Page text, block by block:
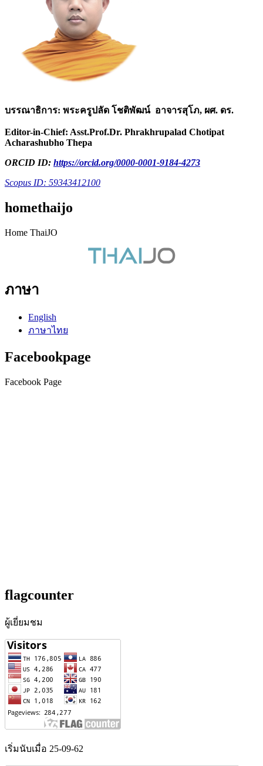
บรรณาธิการ: พระครูปลัด โชติพัฒน์ อาจารสุโภ, ผศ. ดร.
Editor-in-Chief: Asst.Prof.Dr. Phrakhrupalad Chotipat
Acharashubho Thepa
ORCID ID: https://orcid.org/0000-0001-9184-4273
Scopus ID: 59343412100
homethaijo
Home ThaiJO
ภาษา
English
ภาษาไทย
Facebookpage
Facebook Page
flagcounter
ผู้เยี่ยมชม
เริ่มนับเมื่อ 25-09-62